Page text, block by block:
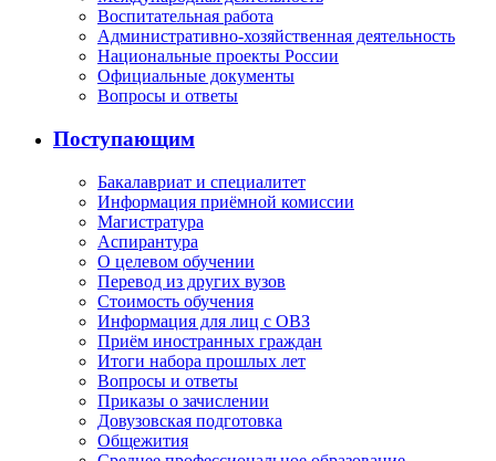
Воспитательная работа
Административно-хозяйственная деятельность
Национальные проекты России
Официальные документы
Вопросы и ответы
Поступающим
Бакалавриат и специалитет
Информация приёмной комиссии
Магистратура
Аспирантура
О целевом обучении
Перевод из других вузов
Стоимость обучения
Информация для лиц с ОВЗ
Приём иностранных граждан
Итоги набора прошлых лет
Вопросы и ответы
Приказы о зачислении
Довузовская подготовка
Общежития